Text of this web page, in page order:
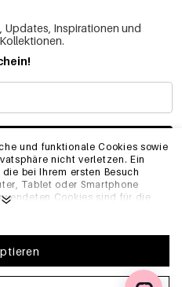
und funktionale Cookies sowie
nicht verletzen. Ein
bei Ihrem ersten Besuch
Tablet oder Smartphone
Cookies sind für die
und z.B. Ihre
Sie ermöglichen es uns
sicherzustellen, dass Sie
auf Yehwang haben,
Updates, Inspirationen und